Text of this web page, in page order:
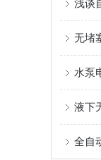
浅谈
无堵
全自